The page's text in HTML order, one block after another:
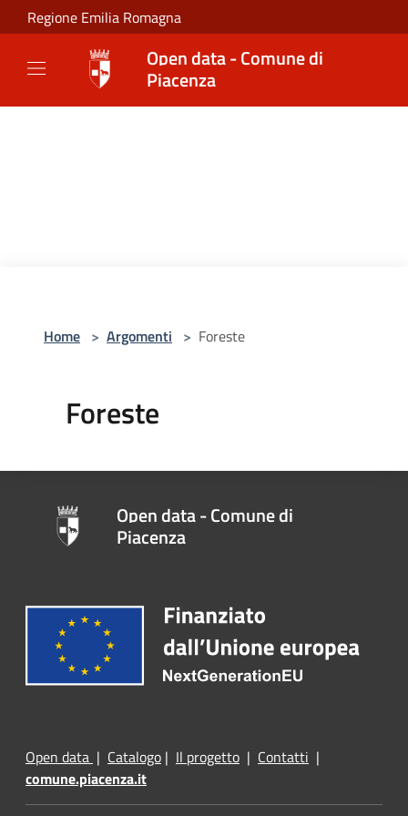
Salta al contenuto principale
Regione Emilia Romagna
Open data - Comune di
Piacenza
Home > Argomenti > Foreste
Foreste
Open data - Comune di
Piacenza
Open data | Catalogo | Il progetto | Contatti |
comune.piacenza.it